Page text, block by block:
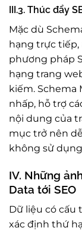
III.3. Thúc đẩy
Mặc dù
hạng trực
phương pháp
hạng trang
kiếm. Schema
nhấp, hỗ trợ
nội dung của
mục trở nên
không sử
IV. Những
Data tới SEO
Dữ liệu có cấu
xác định thứ